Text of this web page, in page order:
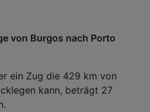
von Burgos nach Porto
ein Zug die 429 km von
kann, beträgt 27